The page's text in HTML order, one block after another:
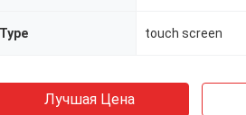
Type touch screen
Лучшая Цена